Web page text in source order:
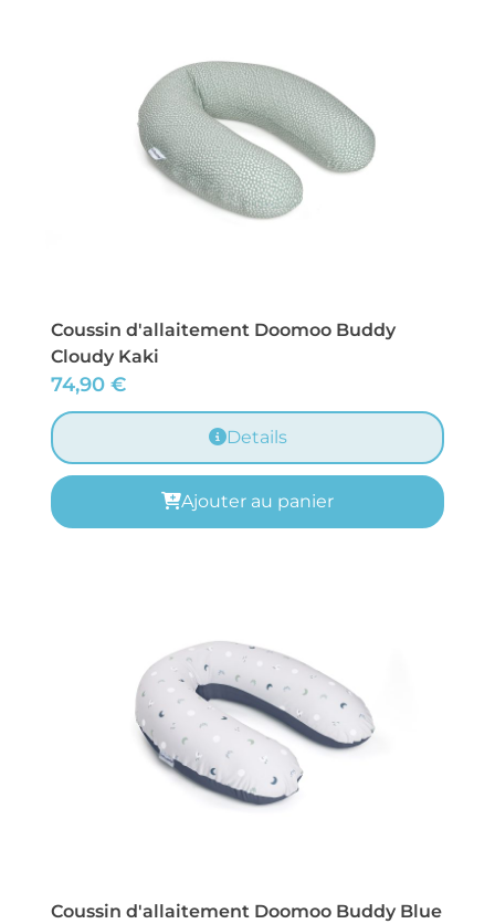
Coussin d'allaitement Doomoo Buddy
Cloudy Kaki
74,90 €
Details
Ajouter au panier
Coussin d'allaitement Doomoo Buddy Blue